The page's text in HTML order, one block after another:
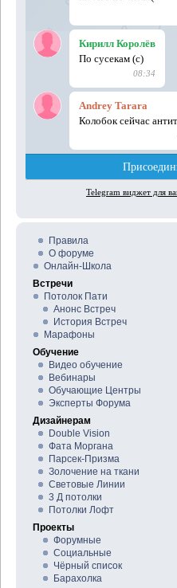
Правила
О форуме
Онлайн-Школа
Встречи
Потолок Пати
Анонс Встреч
История Встреч
Марафоны
Обучение
Видео обучение
Вебинары
Обучающие Центры
Эксперты Форума
Дизайнерам
Double Vision
Фата Моргана
Парсек-Призма
Золочение на ткани
Световые Линии
3 Д потолки
Потолки Лофт
Проекты
Форумные
Социальные
Чёрный список
Барахолка